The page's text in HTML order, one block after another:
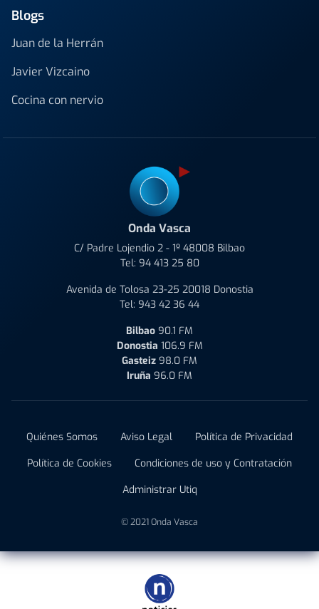
Blogs
Juan de la Herrán
Javier Vizcaino
Cocina con nervio
Onda Vasca
C/ Padre Lojendio 2 - 1º 48008 Bilbao
Tel: 94 413 25 80
Avenida de Tolosa 23-25 20018 Donostia
Tel: 943 42 36 44
Bilbao 90.1 FM
Donostia 106.9 FM
Gasteiz 98.0 FM
Iruña 96.0 FM
Quiénes Somos Aviso Legal
Política de Privacidad
Política de Cookies
Condiciones de uso y Contratación
Administrar Utiq
© 2021 Onda Vasca